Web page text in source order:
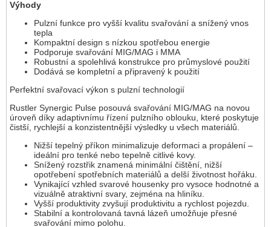
Výhody
Pulzní funkce pro vyšší kvalitu svařování a snížený vnos
tepla
Kompaktní design s nízkou spotřebou energie
Podporuje svařování MIG/MAG i MMA
Robustní a spolehlivá konstrukce pro průmyslové použití
Dodává se kompletní a připravený k použití
Perfektní svařovací výkon s pulzní technologií
Rustler Synergic Pulse posouvá svařování MIG/MAG na novou
úroveň díky adaptivnímu řízení pulzního oblouku, které poskytuje
čistší, rychlejší a konzistentnější výsledky u všech materiálů.
Nižší tepelný příkon minimalizuje deformaci a propálení –
ideální pro tenké nebo tepelně citlivé kovy.
Snížený rozstřik znamená minimální čištění, nižší
opotřebení spotřebních materiálů a delší životnost hořáku.
Vynikající vzhled svarové housenky pro vysoce hodnotné a
vizuálně atraktivní svary, zejména na hliníku.
Vyšší produktivity zvyšují produktivitu a rychlost pojezdu.
Stabilní a kontrolovaná tavná lázeň umožňuje přesné
svařování mimo polohu.